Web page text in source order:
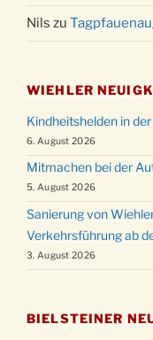
Nils zu
WIEHLER
Kindheitshelden in
6. August 2026
Mitmachen bei der
5. August 2026
Sanierung von
Verkehrsführung ab
3. August 2026
BIELSTEINER